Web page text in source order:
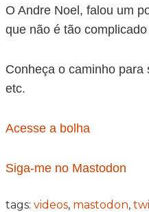
O Andre Noel, falou um
que não é tão
Conheça o caminho para
etc.
Acesse a bolha
Siga-me no Mastodon
tags: videos, mastodon,